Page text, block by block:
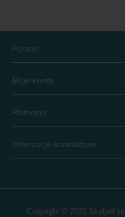
Pomoc
Moje konto
Płatności
Informacje kontaktowe
Copyright © 2021